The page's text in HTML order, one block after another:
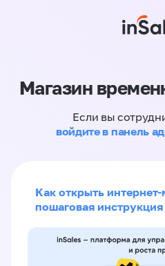
Магазин
Если вы
войдите в панель
Как открыть интернет-
пошаговая инструкция